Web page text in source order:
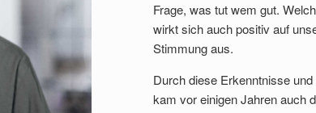
Frage, was tut wem gut.
wirkt sich auch positiv auf
Stimmung aus.
Durch diese Erkenntnisse
kam vor einigen Jahren auch